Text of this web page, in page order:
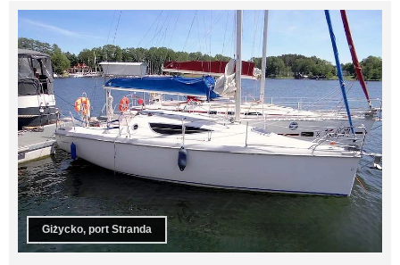
Giżycko, port Stranda